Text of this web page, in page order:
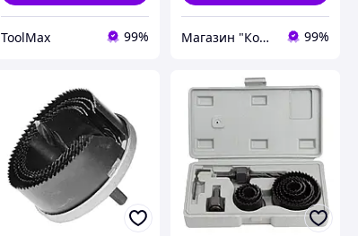
ToolMax 99% Магазин "Корд" 99%